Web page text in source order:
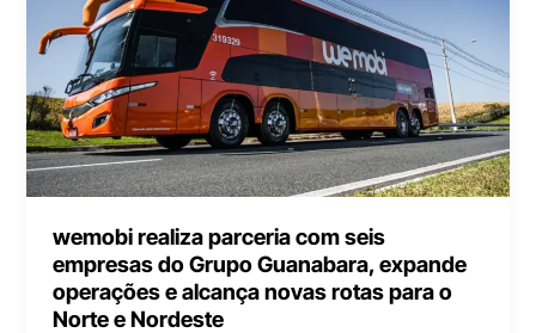
wemobi realiza parceria com seis
empresas do Grupo Guanabara, expande
operações e alcança novas rotas para o
Norte e Nordeste